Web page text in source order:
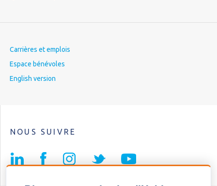
Carrières et emplois
Espace bénévoles
English version
NOUS SUIVRE